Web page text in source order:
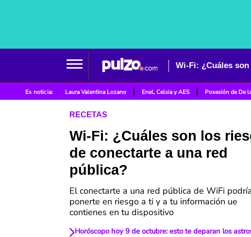
Wi-Fi: ¿Cuáles
Es noticia: Laura Valentina Lozano Enel, Celsia y AES Posesión de De
RECETAS
Wi-Fi: ¿Cuáles son los
de conectarte a una red
pública?
El conectarte a una red pública de WiFi
ponerte en riesgo a ti y a tu información ue
contienes en tu dispositivo
Horóscopo hoy 9 de octubre: esto te deparan los